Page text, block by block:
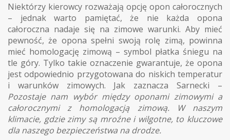
Niektórzy kierowcy rozważają opcję opon całorocznych
– jednak warto pamiętać, że nie każda opona
całoroczna nadaje się na zimowe warunki. Aby mieć
pewność, że opona spełni swoją rolę zimą, powinna
mieć homologację zimową – symbol płatka śniegu na
tle góry. Tylko takie oznaczenie gwarantuje, że opona
jest odpowiednio przygotowana do niskich temperatur
i warunków zimowych. Jak zaznacza Sarnecki –
Pozostaje nam wybór między oponami zimowymi a
całorocznymi z homologacją zimową. W naszym
klimacie, gdzie zimy są mroźne i wilgotne, to kluczowe
dla naszego bezpieczeństwa na drodze.